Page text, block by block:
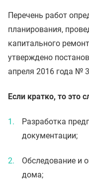
Перечень работ
планирования,
капитального
утверждено
апреля 2016 года №
Если кратко, то это
Разработка
документации;
Обследование и
дома;